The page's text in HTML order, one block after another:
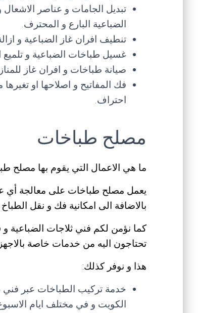
تبديل الجامات و عناصر
الضباعية البارع و المحترف.
تنطيف افران غاز الضباعية و
غسيل طباخات الضباعية و تلميع
صيانة طباخات و افران غاز
فك المفاتيح و اصلاحها او
احتراف.
مصلح طباخات
ما هي الاعمال التي يقوم بها مصلح
يعمل مصلح طباخات على معالجة أي
بالاضافة الى امكانية فك و نقل
كما نؤمن لكم فني ثلاجات الضباعية
تحتاجون اليه من خدمات خاصة
هذا و نوفر كذلك:
خدمة تركيب الطباخات عبر فني
الكويت و في مختلف ايام